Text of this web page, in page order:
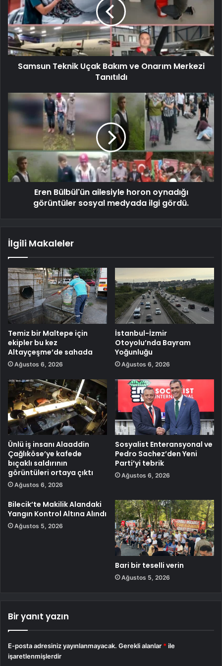
Samsun Teknik Uçak Bakım ve Onarım Merkezi
Tanıtıldı
Eren Bülbül'ün ailesiyle horon oynadığı
görüntüler sosyal medyada ilgi gördü.
İlgili Makaleler
Temiz bir Maltepe için
ekipler bu kez
Altayçeşme’de sahada
Ağustos 6, 2026
İstanbul-İzmir
Otoyolu’nda Bayram
Yoğunluğu
Ağustos 6, 2026
Ünlü iş insanı Alaaddin
Çağlıköse’ye kafede
bıçaklı saldırının
görüntüleri ortaya çıktı
Ağustos 6, 2026
Sosyalist Enteransyonal ve
Pedro Sachez’den Yeni
Parti’yi tebrik
Ağustos 6, 2026
Bilecik’te Makilik Alandaki
Yangın Kontrol Altına Alındı
Ağustos 5, 2026
Bari bir teselli verin
Ağustos 5, 2026
Bir yanıt yazın
E-posta adresiniz yayınlanmayacak. Gerekli alanlar * ile
işaretlenmişlerdir